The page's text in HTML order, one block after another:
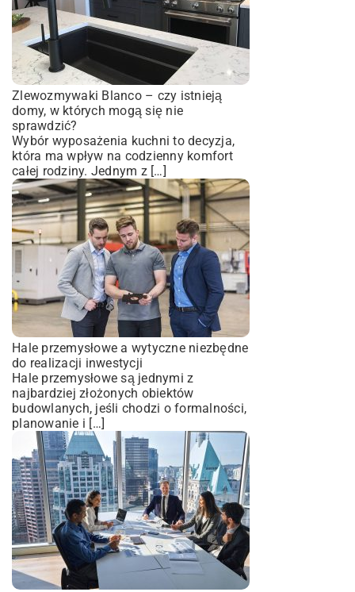
Zlewozmywaki Blanco – czy istnieją
domy, w których mogą się nie
sprawdzić?
Wybór wyposażenia kuchni to decyzja,
która ma wpływ na codzienny komfort
całej rodziny. Jednym z […]
Hale przemysłowe a wytyczne niezbędne
do realizacji inwestycji
Hale przemysłowe są jednymi z
najbardziej złożonych obiektów
budowlanych, jeśli chodzi o formalności,
planowanie i […]